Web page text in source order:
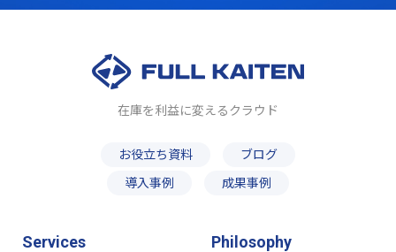
在庫を利益に変えるクラウド
お役立ち資料
ブログ
導入事例
成果事例
Services Philosophy